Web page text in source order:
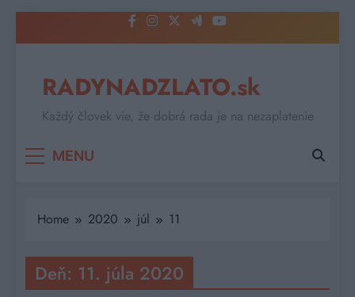
to
RADYNADZLATO.sk
Každý človek vie, že dobrá rada je na nezaplatenie
MENU
Home 2020 júl 11
Deň: 11. júla 2020